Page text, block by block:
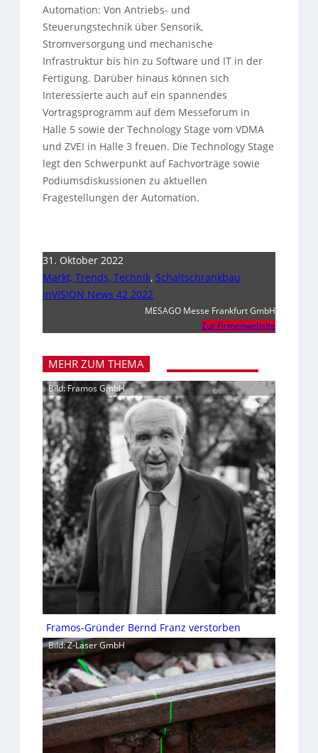
Automation: Von Antriebs- und
Steuerungstechnik über Sensorik,
Stromversorgung und mechanische
Infrastruktur bis hin zu Software und IT in der
Fertigung. Darüber hinaus können sich
Interessierte auch auf ein spannendes
Vortragsprogramm auf dem Messeforum in
Halle 5 sowie der Technology Stage vom VDMA
und ZVEI in Halle 3 freuen. Die Technology Stage
legt den Schwerpunkt auf Fachvorträge sowie
Podiumsdiskussionen zu aktuellen
Fragestellungen der Automation.
31. Oktober 2022
Markt, Trends, Technik,Schaltschrankbau
inVISION News 42 2022
MESAGO Messe Frankfurt GmbH
Zur Firmenwebsite
MEHR ZUM THEMA
Bild: Framos GmbH
Framos-Gründer Bernd Franz verstorben
Bild: Z-Laser GmbH